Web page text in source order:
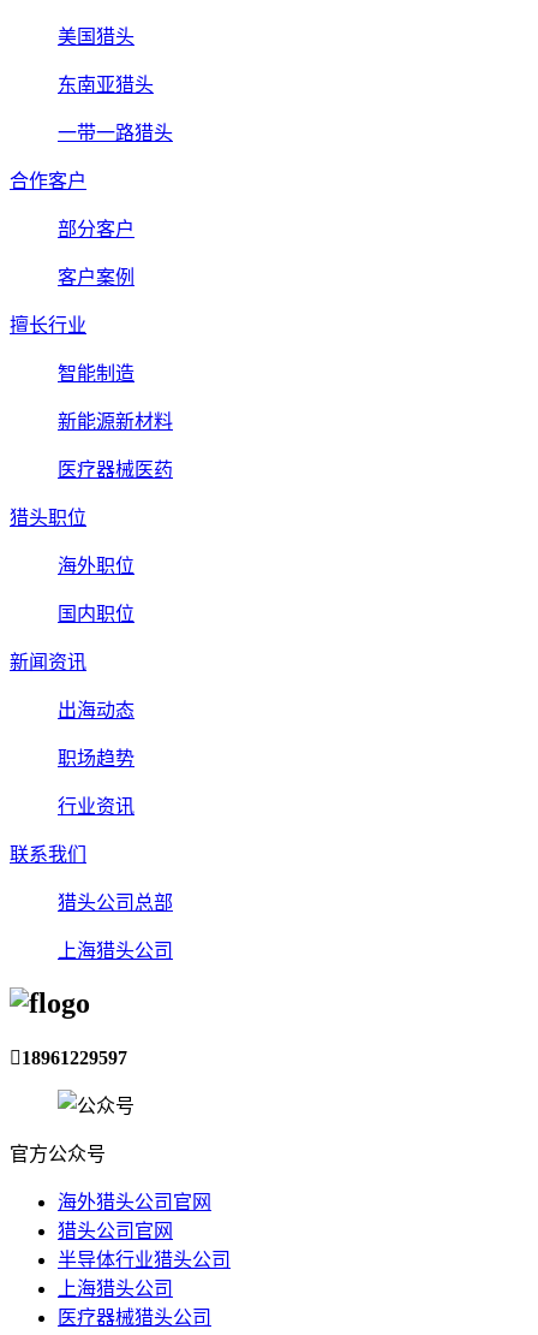
美国猎头
东南亚猎头
一带一路猎头
合作客户
部分客户
客户案例
擅长行业
智能制造
新能源新材料
医疗器械医药
猎头职位
海外职位
国内职位
新闻资讯
出海动态
职场趋势
行业资讯
联系我们
猎头公司总部
上海猎头公司
18961229597
官方公众号
海外猎头公司官网
猎头公司官网
半导体行业猎头公司
上海猎头公司
医疗器械猎头公司